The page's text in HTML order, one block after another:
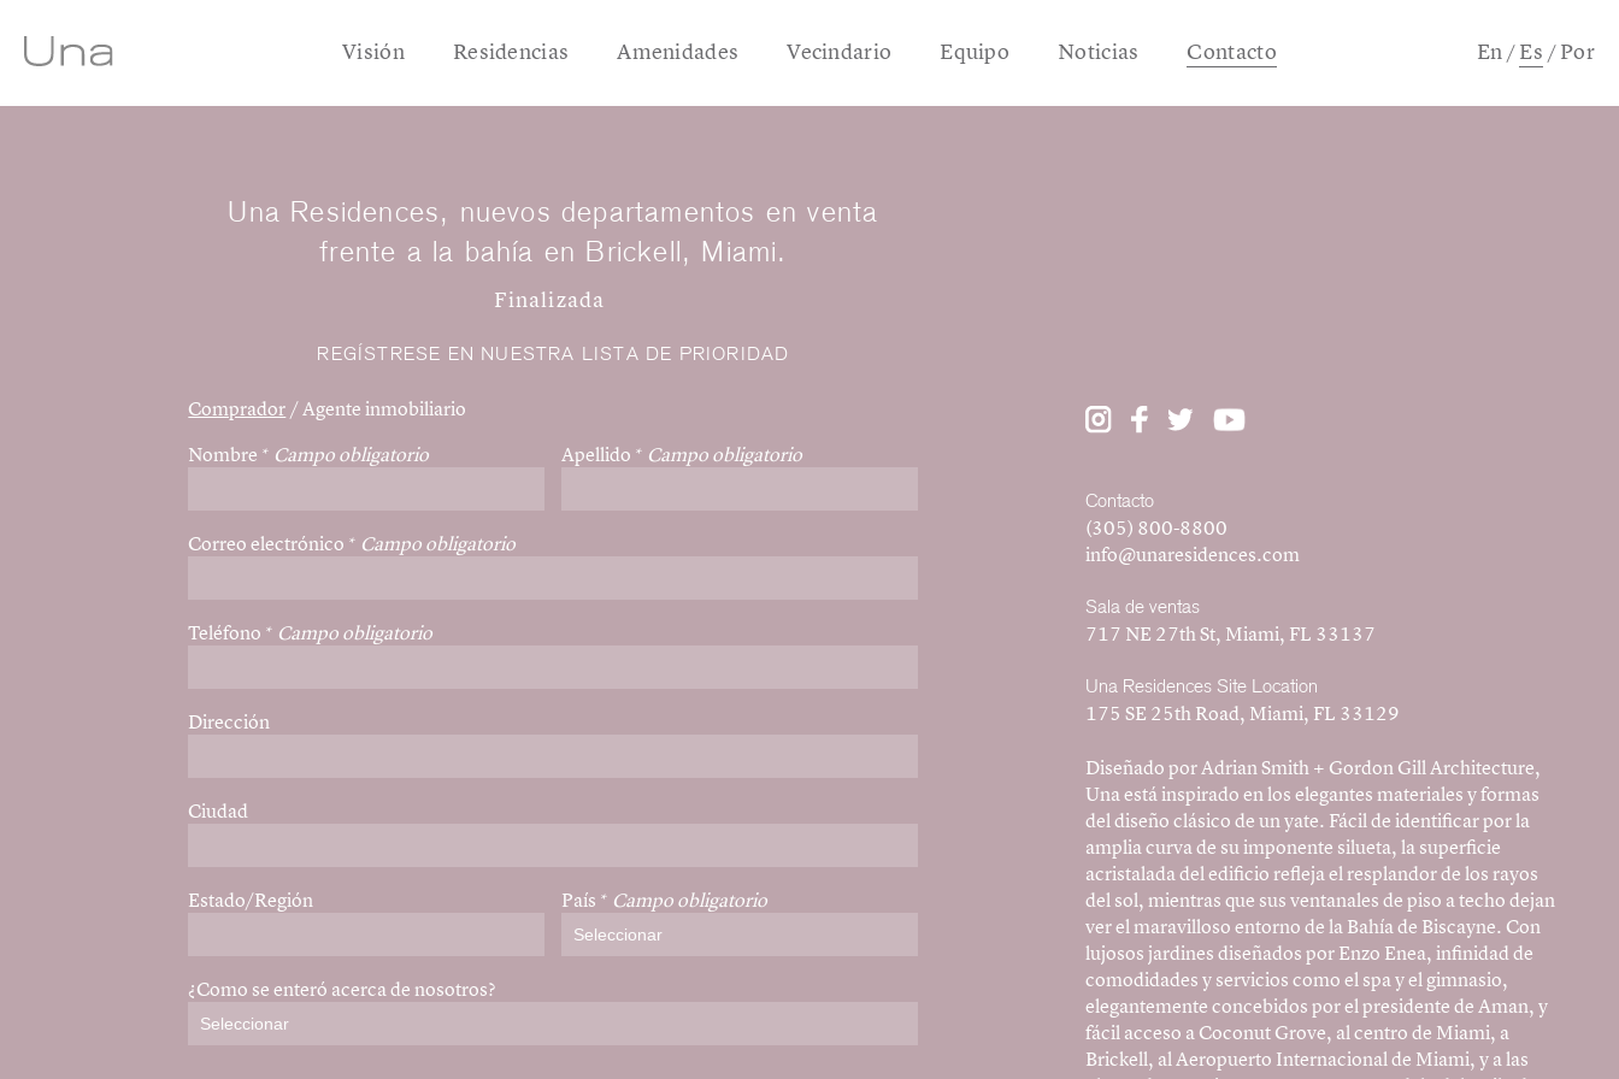
Visión Residencias Amenidades Vecindario Equipo Noticias Contacto En/Es /Por
Contact us
Una Residences, nuevos departamentos en venta
frente a la bahía en Brickell, Miami.
Finalizada
REGÍSTRESE EN NUESTRA LISTA DE PRIORIDAD
Comprador /Agente inmobiliario
Nombre * Campo obligatorio Apellido * Campo obligatorio
Correo electrónico * Campo obligatorio
Teléfono * Campo obligatorio
Dirección
Ciudad
Estado/Región País * Campo obligatorio
¿Como se enteró acerca de nosotros?
Contacto
(305) 800-8800
info@unaresidences.com
Sala de ventas
717 NE 27th St, Miami, FL 33137
Una Residences Site Location
175 SE 25th Road, Miami, FL 33129
Diseñado por Adrian Smith + Gordon Gill Architecture,
Una está inspirado en los elegantes materiales y formas
del diseño clásico de un yate. Fácil de identificar por la
amplia curva de su imponente silueta, la superficie
acristalada del edificio refleja el resplandor de los rayos
del sol, mientras que sus ventanales de piso a techo dejan
ver el maravilloso entorno de la Bahía de Biscayne. Con
lujosos jardines diseñados por Enzo Enea, infinidad de
comodidades y servicios como el spa y el gimnasio,
elegantemente concebidos por el presidente de Aman, y
fácil acceso a Coconut Grove, al centro de Miami, a
Brickell, al Aeropuerto Internacional de Miami, y a las